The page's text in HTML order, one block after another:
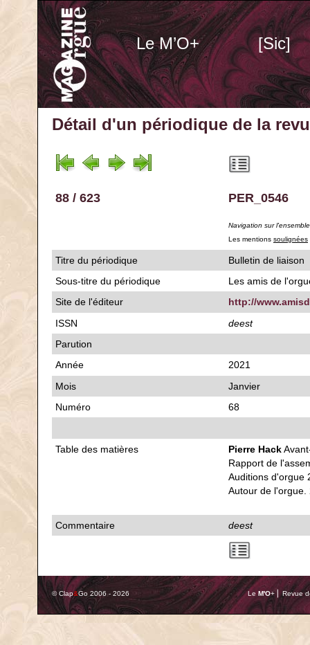
Le M’O+ [Sic]
Détail d'un périodique de la
88 / 623 PER_0546
Navigation sur
Les mentions soulignées
Titre du périodique
Bulletin de liaison
Sous-titre du périodique
Les amis de
Site de l'éditeur
http://
ISSN
deest
Parution
Année
2021
Mois
Janvier
Numéro
68
Table des matières Pierre Hack
Rapport de
Auditions d'orgue
Autour de l'orgue.
Commentaire deest
© Clap&Go 2006 - 2026 Le M'O+ ⎢ Revue